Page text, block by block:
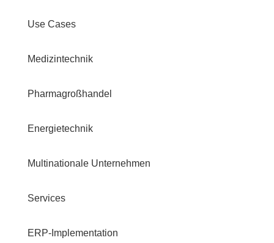
Use Cases
Medizintechnik
Pharmagroßhandel
Energietechnik
Multinationale Unternehmen
Services
ERP-Implementation